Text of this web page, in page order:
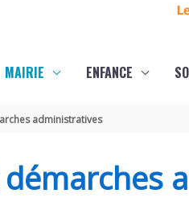
MAIRIE ENFANCE
administratives
démarches